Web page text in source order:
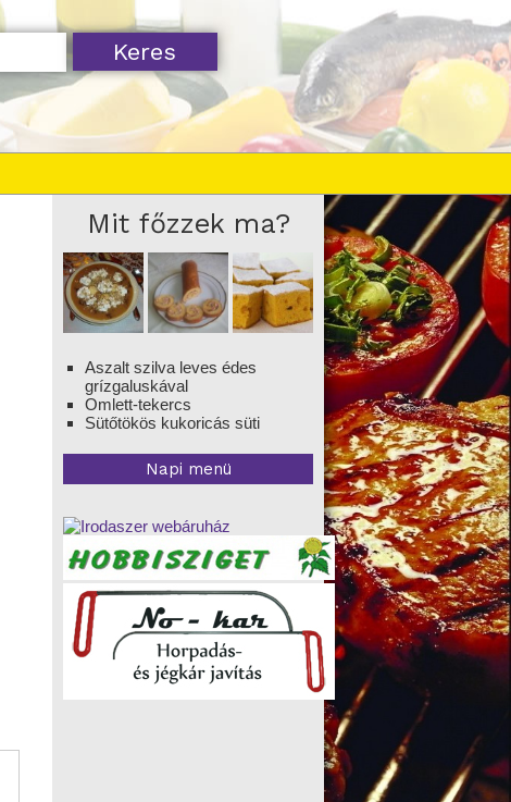
Mit főzzek ma?
Aszalt szilva leves édes
grízgaluskával
Omlett-tekercs
Sütőtökös kukoricás süti
Napi menü